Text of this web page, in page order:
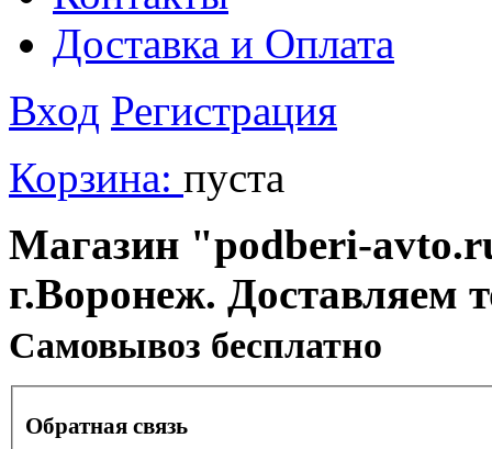
Доставка и Оплата
Вход Регистрация
Корзина: пуста
Магазин "podberi-
г.Воронеж. Доставляем
Cамовывоз бесплатно
Обратная связь